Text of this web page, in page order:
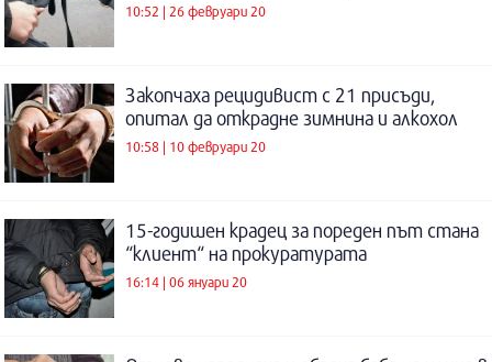
10:52 | 26 февруари 20
Закопчаха рецидивист с 21 присъди,
опитал да открадне зимнина и алкохол
10:58 | 10 февруари 20
15-годишен крадец за пореден път стана
“клиент“ на прокуратурата
16:14 | 06 януари 20